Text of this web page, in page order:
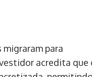
para
acredita que